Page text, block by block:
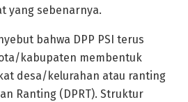
yang sebenarnya.
bahwa DPP PSI terus
kabupaten membentuk
desa/kelurahan atau ranting
Ranting (DPRT). Struktur